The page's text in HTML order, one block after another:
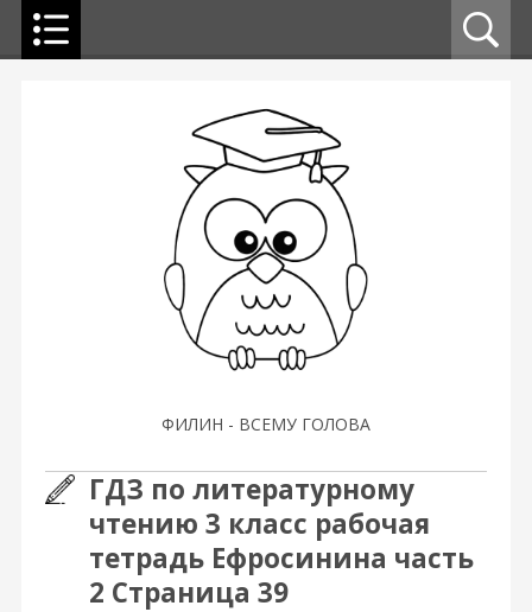
ФИЛИН - ВСЕМУ ГОЛОВА
ГДЗ по литературному
чтению 3 класс рабочая
тетрадь Ефросинина часть
2 Страница 39